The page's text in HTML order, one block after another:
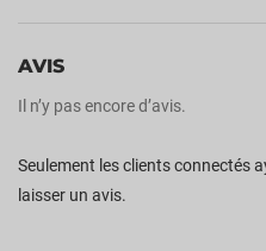
AVIS
Il n’y pas encore d’avis.
Seulement les clients connectés
laisser un avis.